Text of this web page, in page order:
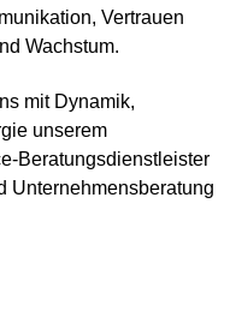
Vertrauen
Wachstum.
mit Dynamik,
unserem
Beratungsdienstleister
Unternehmensberatung